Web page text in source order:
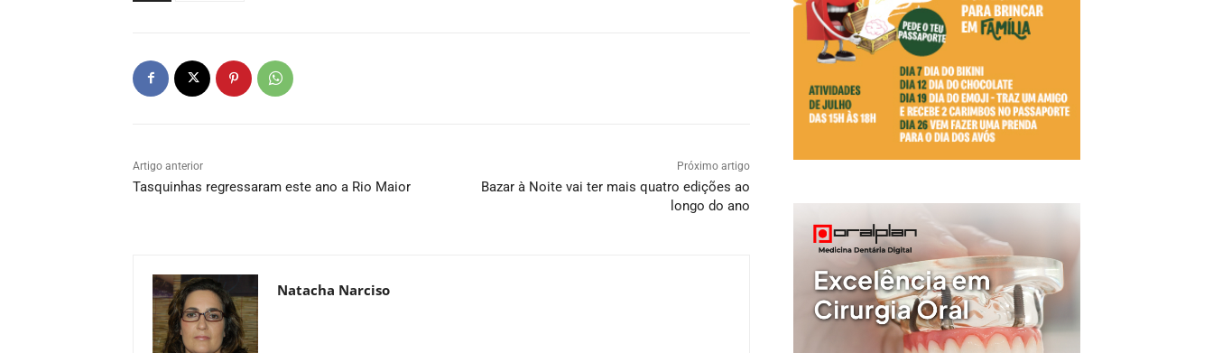
Artigo anterior
Tasquinhas regressaram este ano a Rio Maior
Próximo artigo
Bazar à Noite vai ter mais quatro edições ao
longo do ano
Natacha Narciso